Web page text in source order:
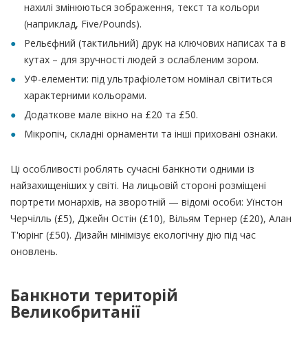
нахилі змінюються зображення, текст та кольори
(наприклад, Five/Pounds).
Рельєфний (тактильний) друк на ключових написах та в
кутах – для зручності людей з ослабленим зором.
УФ-елементи: під ультрафіолетом номінал світиться
характерними кольорами.
Додаткове мале вікно на £20 та £50.
Мікропіч, складні орнаменти та інші приховані ознаки.
Ці особливості роблять сучасні банкноти одними із
найзахищеніших у світі. На лицьовій стороні розміщені
портрети монархів, на зворотній — відомі особи: Уїнстон
Черчілль (£5), Джейн Остін (£10), Вільям Тернер (£20), Алан
Т'юрінг (£50). Дизайн мінімізує екологічну дію під час
оновлень.
Банкноти територій
Великобританії